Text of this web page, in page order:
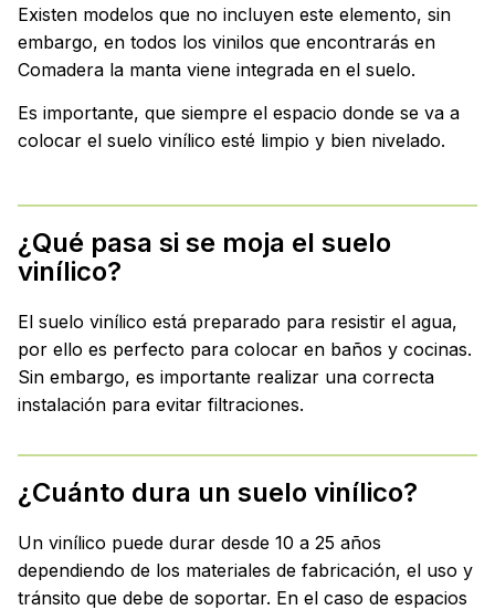
Existen modelos que no incluyen este elemento, sin
embargo, en todos los vinilos que encontrarás en
Comadera la manta viene integrada en el suelo.
Es importante, que siempre el espacio donde se va a
colocar el suelo vinílico esté limpio y bien nivelado.
¿Qué pasa si se moja el suelo
vinílico?
El suelo vinílico está preparado para resistir el agua,
por ello es perfecto para colocar en baños y cocinas.
Sin embargo, es importante realizar una correcta
instalación para evitar filtraciones.
¿Cuánto dura un suelo vinílico?
Un vinílico puede durar desde 10 a 25 años
dependiendo de los materiales de fabricación, el uso y
tránsito que debe de soportar. En el caso de espacios